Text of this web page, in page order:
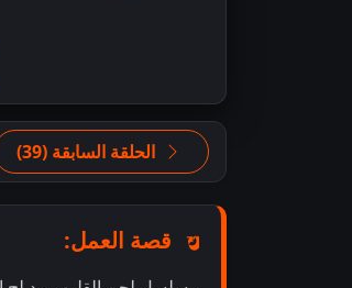
الحلقة السابقة (39)
قصة العمل: